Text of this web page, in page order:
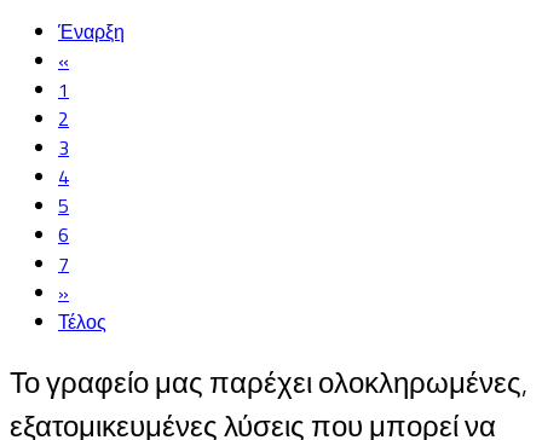
Έναρξη
«
1
2
3
4
5
6
7
»
Τέλος
Το γραφείο μας παρέχει ολοκληρωμένες,
εξατομικευμένες λύσεις που μπορεί να